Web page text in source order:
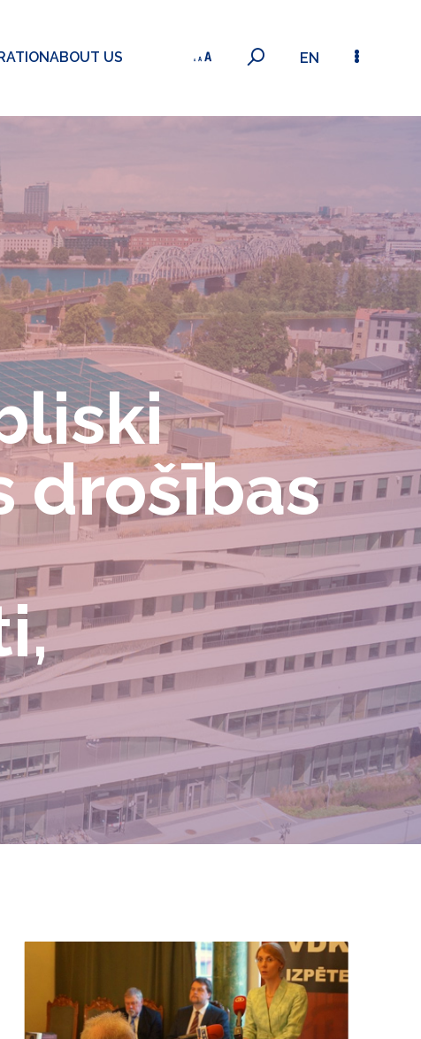
ABOUT US EN
drošības